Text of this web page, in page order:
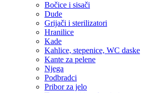
Bočice i sisači
Dude
Grijači i sterilizatori
Hranilice
Kade
Kahlice, stepenice, WC daske
Kante za pelene
Njega
Podbradci
Pribor za jelo